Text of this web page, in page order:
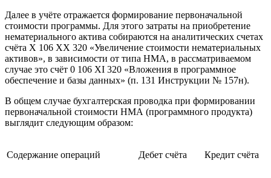
Далее в учёте отражается формирование первоначальной
стоимости программы. Для этого затраты на приобретение
нематериального актива собираются на аналитических счетах
счёта X 106 XX 320 «Увеличение стоимости нематериальных
активов», в зависимости от типа НМА, в рассматриваемом
случае это счёт 0 106 XI 320 «Вложения в программное
обеспечение и базы данных» (п. 131 Инструкции № 157н).
В общем случае бухгалтерская проводка при формировании
первоначальной стоимости НМА (программного продукта)
выглядит следующим образом:
Содержание операций Дебет счёта Кредит счёта